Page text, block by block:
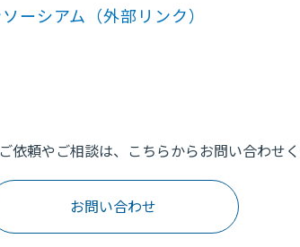
ーシアム （外部リンク）
依頼やご相談は、こちらからお問い合わせく
お問い合わせ